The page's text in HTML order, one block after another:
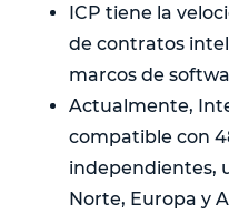
ICP tiene la
de contratos
marcos de
Actualmente,
compatible con
independientes,
Norte, Europa y